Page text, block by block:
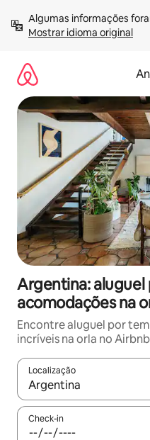
para
Mostrar idioma original
Argentina:
acomodações na
Encontre aluguel por
incríveis na orla no
Localização
Quando os resultados
Check-in